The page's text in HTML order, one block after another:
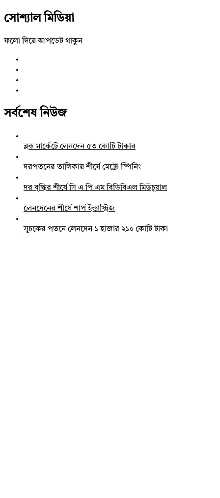
সোশ্যাল মিডিয়া
ফলো দিয়ে আপডেট থাকুন
সর্বশেষ নিউজ
ব্লক মার্কেটে লেনদেন ৫৩ কোটি টাকার
দরপতনের তালিকায় শীর্ষে মেট্রো স্পিনিং
দর বৃদ্ধির শীর্ষে সি এ পি এম বিডিবিএল মিউচুয়াল
লেনদেনের শীর্ষে শার্প ইন্ডাস্ট্রিজ
সূচকের পতনে লেনদেন ১ হাজার ২১০ কোটি টাকা